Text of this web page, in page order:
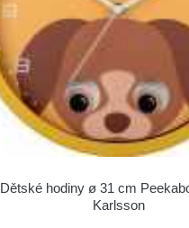
Dětské hodiny ø 31 cm
Karlsson